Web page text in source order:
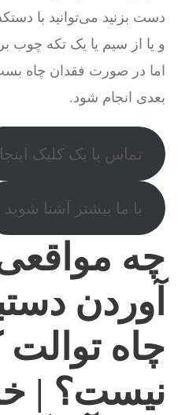
دست بزنید می‌توانید با
و یا از سیم یا یک تکه چوب
اما در صورت فقدان چاه
بعدی انجام شود.
تماس با یک کلیک اینجا
با ما بیشتر آشنا شوید
چه
آوردن
چاه
نیست؟ |